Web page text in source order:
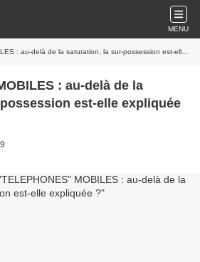
MENU
au-delà de la saturation, la sur-possession est-elle expliquée ?
: au-delà de la
est-elle expliquée